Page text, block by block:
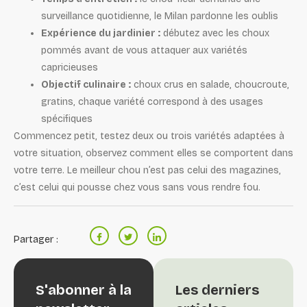
surveillance quotidienne, le Milan pardonne les oublis
Expérience du jardinier : débutez avec les choux
pommés avant de vous attaquer aux variétés
capricieuses
Objectif culinaire : choux crus en salade, choucroute,
gratins, chaque variété correspond à des usages
spécifiques
Commencez petit, testez deux ou trois variétés adaptées à
votre situation, observez comment elles se comportent dans
votre terre. Le meilleur chou n’est pas celui des magazines,
c’est celui qui pousse chez vous sans vous rendre fou.
Partager :
Les derniers
S'abonner à la